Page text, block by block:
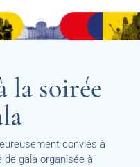
soirée
conviés à